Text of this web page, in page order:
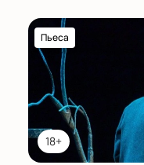
18+
Пьеса